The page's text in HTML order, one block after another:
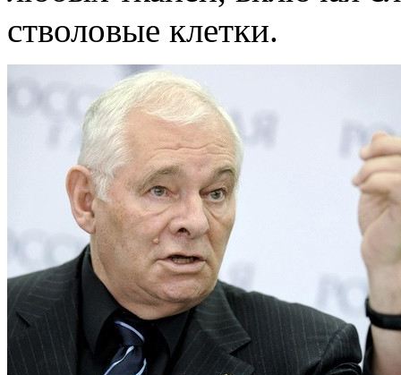
стволовые клетки.